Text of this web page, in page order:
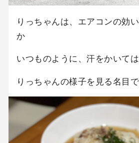
りっちゃんは、エアコンの効
か
いつものように、汗をかいては
りっちゃんの様子を見る名目